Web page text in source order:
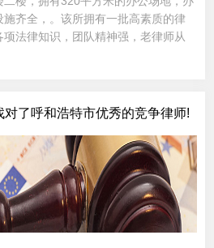
齐全，。该所拥有一批高素质的律
法律知识，团队精神强，老律师从
了呼和浩特市优秀的竞争律师!